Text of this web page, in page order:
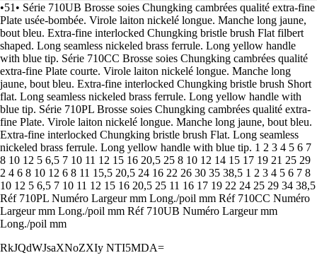
•51• Série 710UB Brosse soies Chungking cambrées qualité extra-fine
Plate usée-bombée. Virole laiton nickelé longue. Manche long jaune,
bout bleu. Extra-fine interlocked Chungking bristle brush Flat filbert
shaped. Long seamless nickeled brass ferrule. Long yellow handle
with blue tip. Série 710CC Brosse soies Chungking cambrées qualité
extra-fine Plate courte. Virole laiton nickelé longue. Manche long
jaune, bout bleu. Extra-fine interlocked Chungking bristle brush Short
flat. Long seamless nickeled brass ferrule. Long yellow handle with
blue tip. Série 710PL Brosse soies Chungking cambrées qualité extra-
fine Plate. Virole laiton nickelé longue. Manche long jaune, bout bleu.
Extra-fine interlocked Chungking bristle brush Flat. Long seamless
nickeled brass ferrule. Long yellow handle with blue tip. 1 2 3 4 5 6 7
8 10 12 5 6,5 7 10 11 12 15 16 20,5 25 8 10 12 14 15 17 19 21 25 29
2 4 6 8 10 12 6 8 11 15,5 20,5 24 16 22 26 30 35 38,5 1 2 3 4 5 6 7 8
10 12 5 6,5 7 10 11 12 15 16 20,5 25 11 16 17 19 22 24 25 29 34 38,5
Réf 710PL Numéro Largeur mm Long./poil mm Réf 710CC Numéro
Largeur mm Long./poil mm Réf 710UB Numéro Largeur mm
Long./poil mm
RkJQdWJsaXNoZXIy NTI5MDA=